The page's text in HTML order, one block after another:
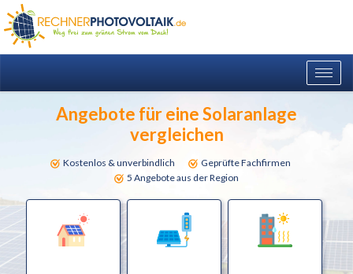
Angebote für eine Solaranlage
vergleichen
Kostenlos & unverbindlich
Geprüfte Fachfirmen
5 Angebote aus der Region